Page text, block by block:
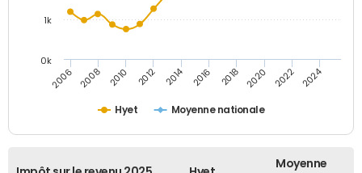
Hyet Moyenne nationale
2006 2008 2010 2012 2014 2016 2018 2020 2022 2024
0k
1k
Moyenne